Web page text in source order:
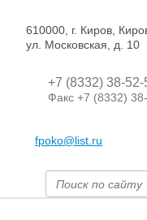
610000, г. Киров,
ул. Московская, д. 10
+7 (8332) 38-52-
Факс +7 (8332)
fpoko@list.ru